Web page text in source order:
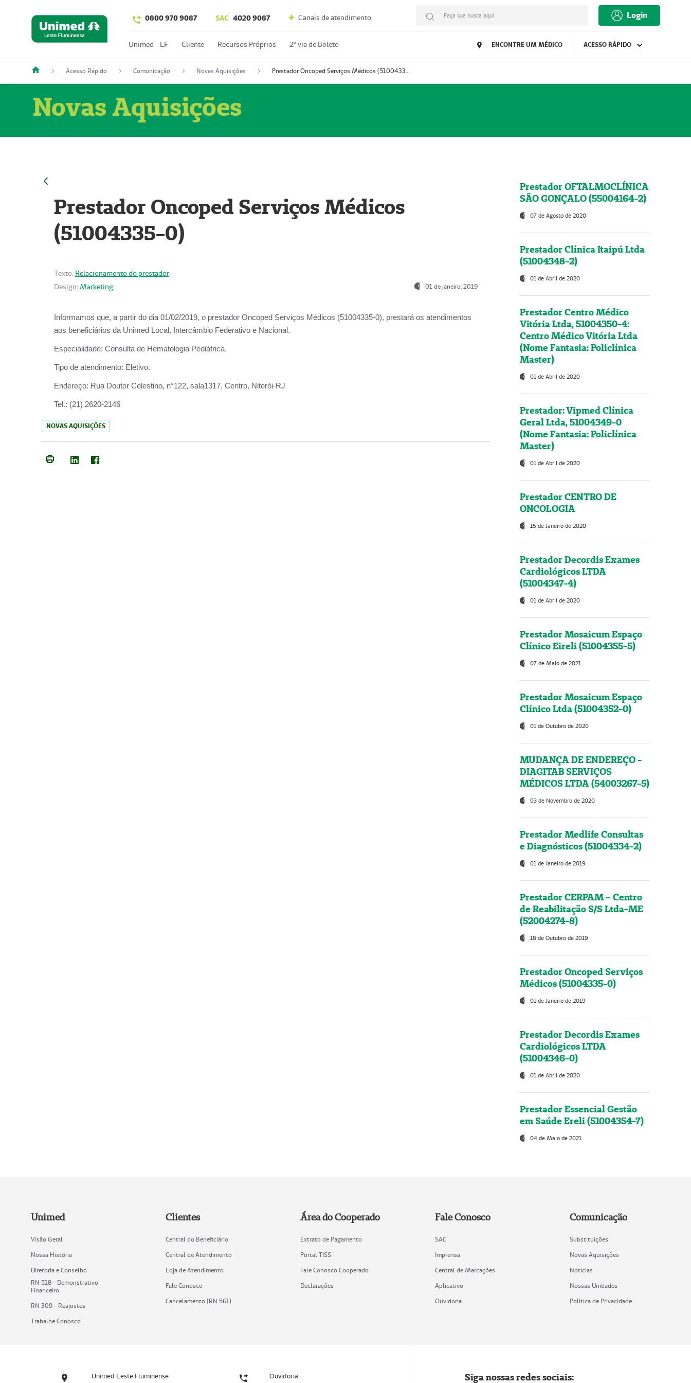
0800 970 9087 SAC 4020 9087 Canais de atendimento Faça sua busca aqui Login
Unimed - LF Cliente Recursos Próprios 2º via de Boleto ENCONTRE UM MÉDICO ACESSO RÁPIDO
Acesso Rápido Comunicação Novas Aquisições Prestador Oncoped Serviços Médicos (51004335-0)
Novas Aquisições
Prestador Oncoped Serviços Médicos
(51004335-0)
Texto: Relacionamento do prestador
Design: Marketing 01 de janeiro, 2019
Informamos que, a partir do dia 01/02/2019, o prestador Oncoped Serviços Médicos (51004335-0), prestará os atendimentos
aos beneficiários da Unimed Local, Intercâmbio Federativo e Nacional.
Especialidade: Consulta de Hematologia Pediátrica.
Tipo de atendimento: Eletivo.
Endereço: Rua Doutor Celestino, n°122, sala1317, Centro, Niterói-RJ
Tel.: (21) 2620-2146
NOVAS AQUISIÇÕES
Prestador OFTALMOCLÍNICA
SÃO GONÇALO (55004164-2)
07 de Agosto de 2020
Prestador Clínica Itaipú Ltda
(51004348-2)
01 de Abril de 2020
Prestador Centro Médico
Vitória Ltda, 51004350-4:
Centro Médico Vitória Ltda
(Nome Fantasia: Policlínica
Master)
01 de Abril de 2020
Prestador: Vipmed Clínica
Geral Ltda, 51004349-0
(Nome Fantasia: Policlínica
Master)
01 de Abril de 2020
Prestador CENTRO DE
ONCOLOGIA
15 de Janeiro de 2020
Prestador Decordis Exames
Cardiológicos LTDA
(51004347-4)
01 de Abril de 2020
Prestador Mosaicum Espaço
Clínico Eireli (51004355-5)
07 de Maio de 2021
Prestador Mosaicum Espaço
Clínico Ltda (51004352-0)
01 de Outubro de 2020
MUDANÇA DE ENDEREÇO -
DIAGITAB SERVIÇOS
MÉDICOS LTDA (54003267-5)
03 de Novembro de 2020
Prestador Medlife Consultas
e Diagnósticos (51004334-2)
01 de Janeiro de 2019
Prestador CERPAM – Centro
de Reabilitação S/S Ltda-ME
(52004274-8)
18 de Outubro de 2019
Prestador Oncoped Serviços
Médicos (51004335-0)
01 de Janeiro de 2019
Prestador Decordis Exames
Cardiológicos LTDA
(51004346-0)
01 de Abril de 2020
Prestador Essencial Gestão
em Saúde Ereli (51004354-7)
04 de Maio de 2021
Unimed
Visão Geral
Nossa História
Diretoria e Conselho
RN 518 - Demonstrativo
Financeiro
RN 309 - Reajustes
Trabalhe Conosco
Clientes
Central do Beneficiário
Central de Atendimento
Loja de Atendimento
Fale Conosco
Cancelamento (RN 561)
Área do Cooperado
Extrato de Pagamento
Portal TISS
Fale Conosco Cooperado
Declarações
Fale Conosco
SAC
Imprensa
Central de Marcações
Aplicativo
Ouvidoria
Comunicação
Substituições
Novas Aquisições
Notícias
Nossas Unidades
Política de Privacidade
Unimed Leste Fluminense Ouvidoria Siga nossas redes sociais: